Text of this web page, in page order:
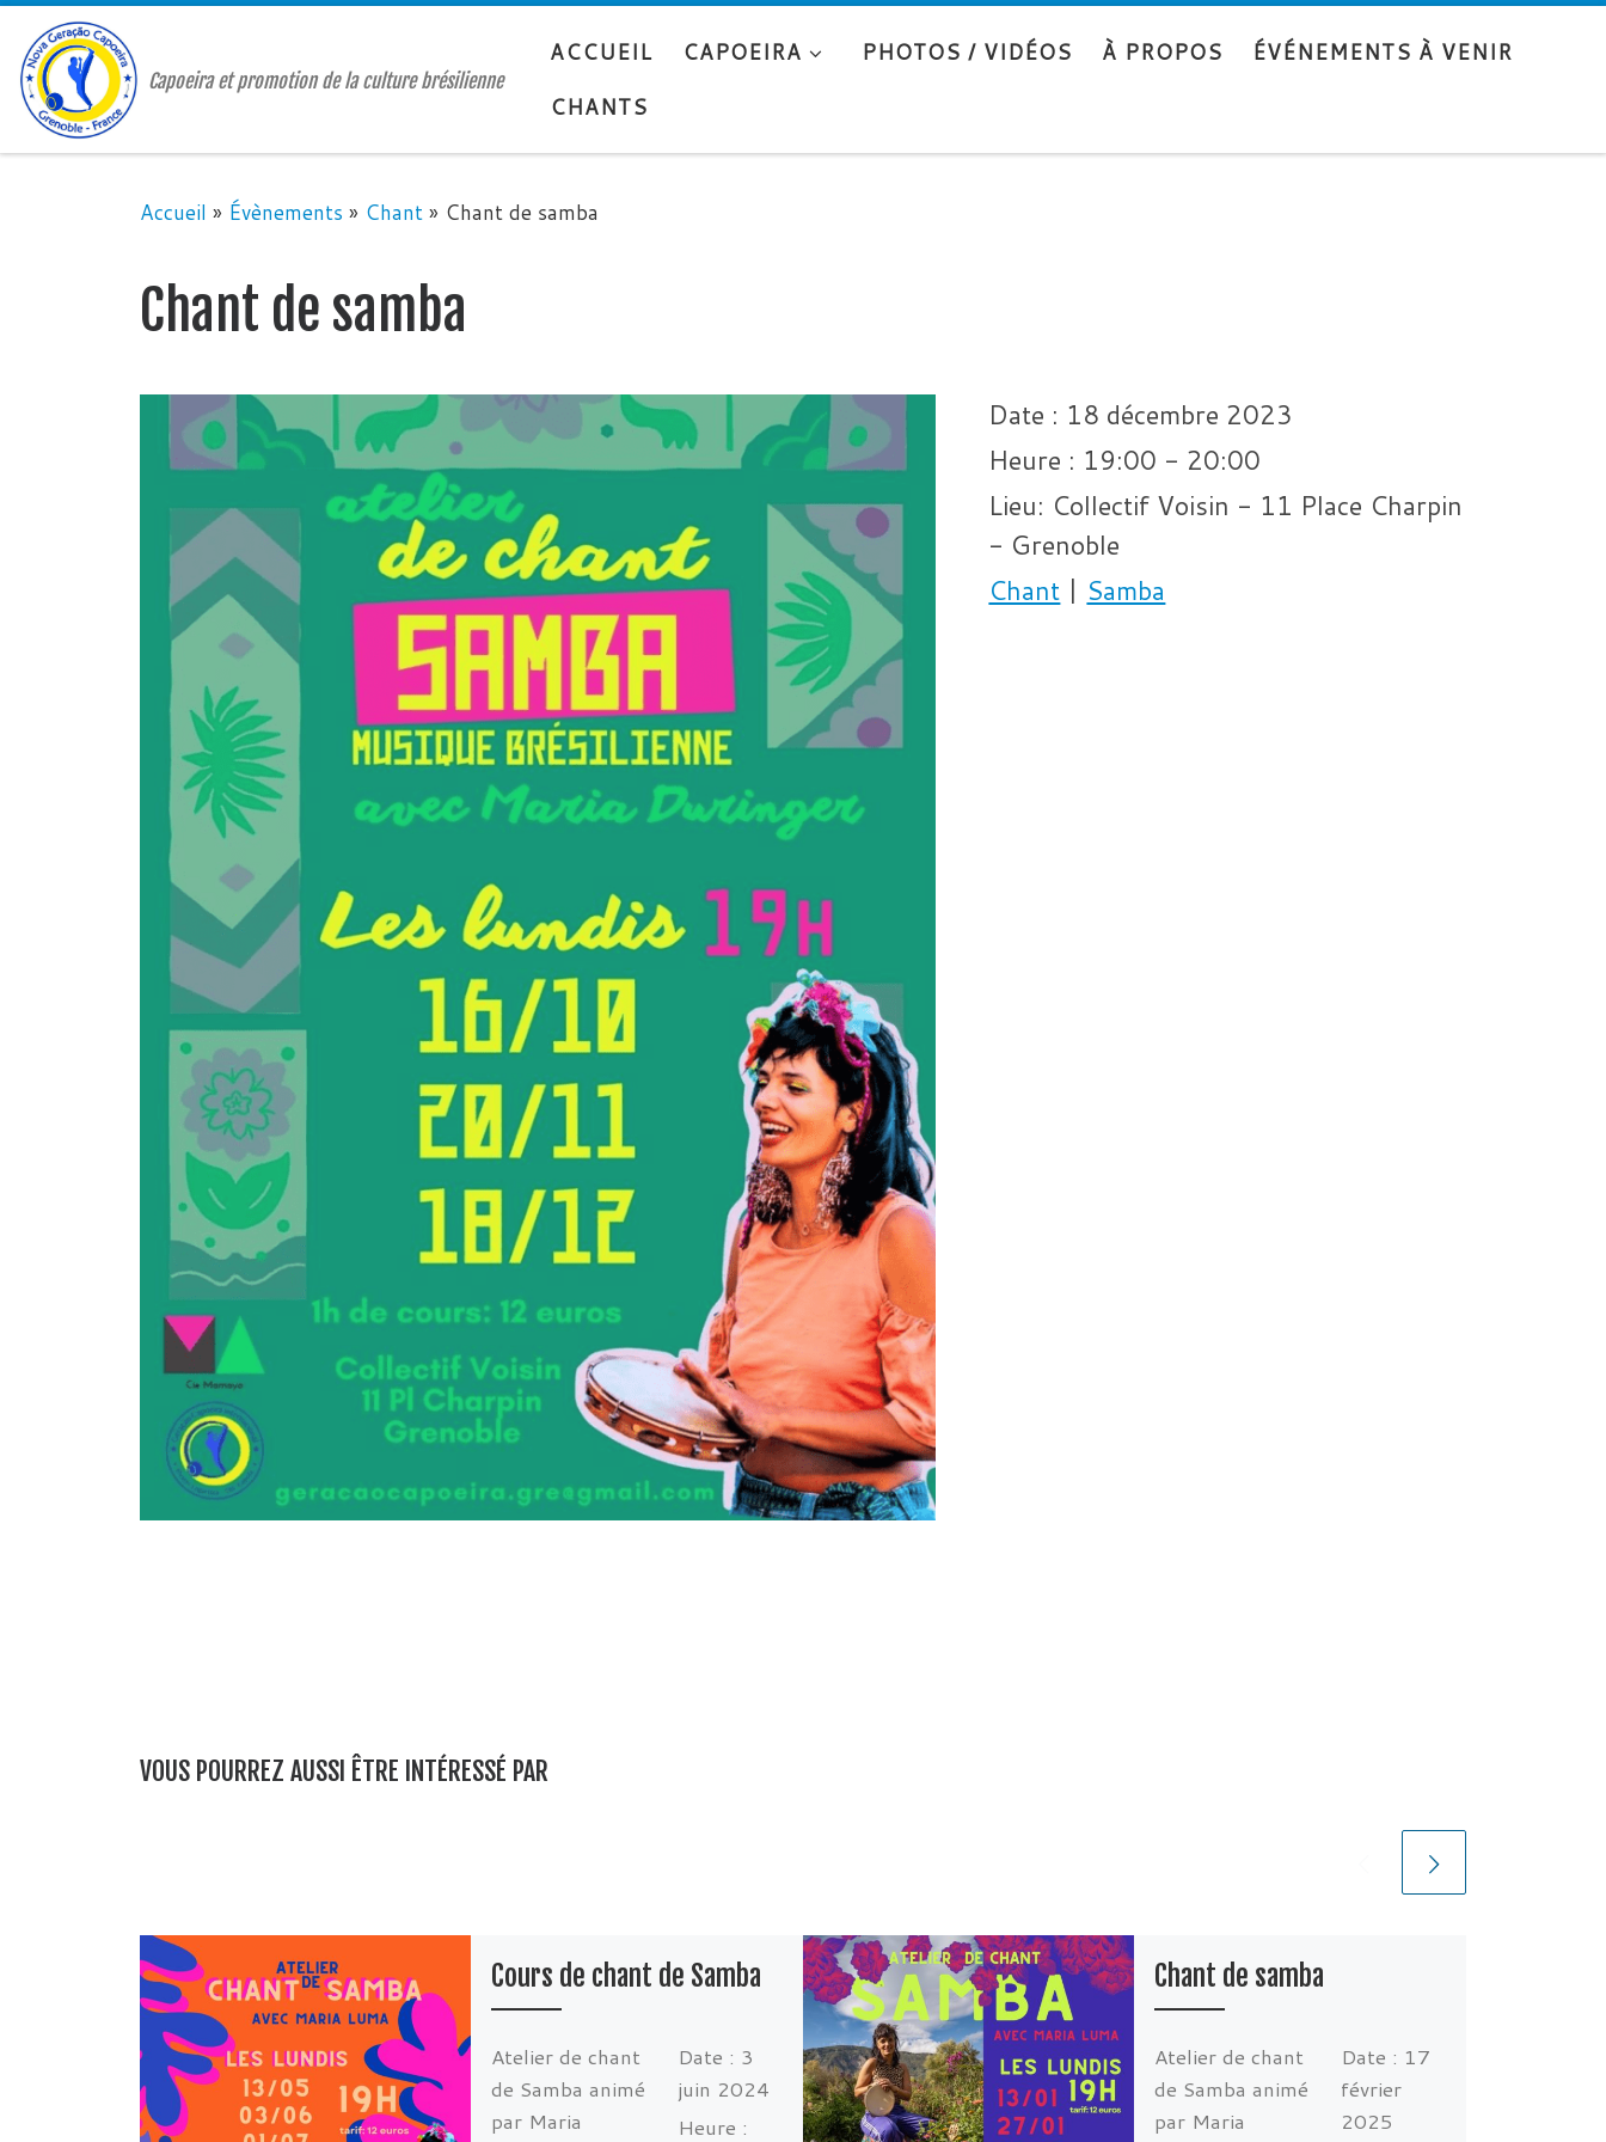
Passer au contenu
Capoeira et promotion de la culture brésilienne
ACCUEIL CAPOEIRA PHOTOS / VIDÉOS À PROPOS
ÉVÉNEMENTS À VENIR
CHANTS
Accueil » Évènements » Chant » Chant de samba
Chant de samba
Date : 18 décembre 2023
Heure : 19:00 - 20:00
Lieu: Collectif Voisin - 11 Place Charpin
- Grenoble
Chant | Samba
VOUS POURREZ AUSSI ÊTRE INTÉRESSÉ PAR
Cours de chant de Samba
Date : 3
juin 2024
Heure :
Atelier de chant
de Samba animé
par Maria
Chant de samba
Date : 17
février
2025
Atelier de chant
de Samba animé
par Maria